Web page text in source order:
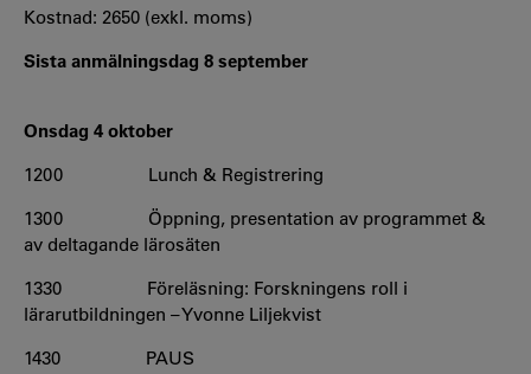
Kostnad: 2650 (exkl. moms)
Sista anmälningsdag 8 september
Onsdag 4 oktober
1200 Lunch & Registrering
1300 Öppning, presentation av programmet &
av deltagande lärosäten
1330 Föreläsning: Forskningens roll i
lärarutbildningen – Yvonne Liljekvist
1430 PAUS